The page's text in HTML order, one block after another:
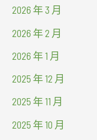
2026 年 3 月
2026 年 2 月
2026 年 1 月
2025 年 12 月
2025 年 11 月
2025 年 10 月